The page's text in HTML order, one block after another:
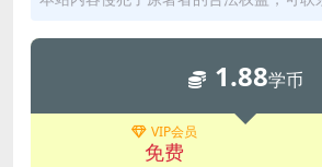
1.88学币
VIP会员
免费